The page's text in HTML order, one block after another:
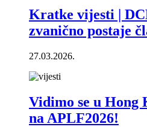
Kratke vijesti |
zvanično postaje
27.03.2026.
Vidimo se u Hong
na APLF2026!